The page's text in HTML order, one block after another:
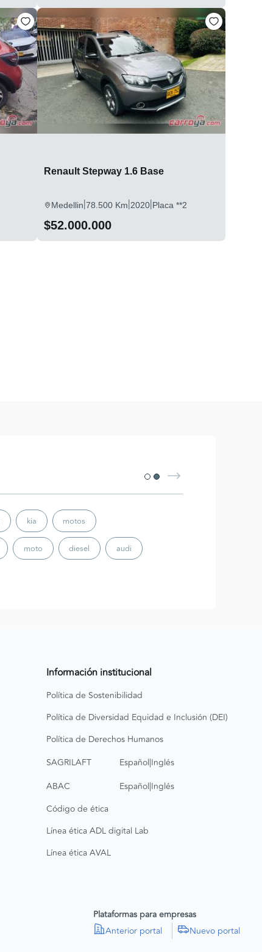
Renault Stepway 1.6 Base
Medellin|78.500 Km|2020|Placa **2
$52.000.000
kia motos
moto diesel audi
Información institucional
Política de Sostenibilidad
Política de Diversidad Equidad e Inclusión (DEI)
Política de Derechos Humanos
SAGRILAFT
Español|Inglés
ABAC
Español|Inglés
Código de ética
Línea ética ADL digital Lab
Línea ética AVAL
Plataformas para empresas
Anterior portal
Nuevo portal